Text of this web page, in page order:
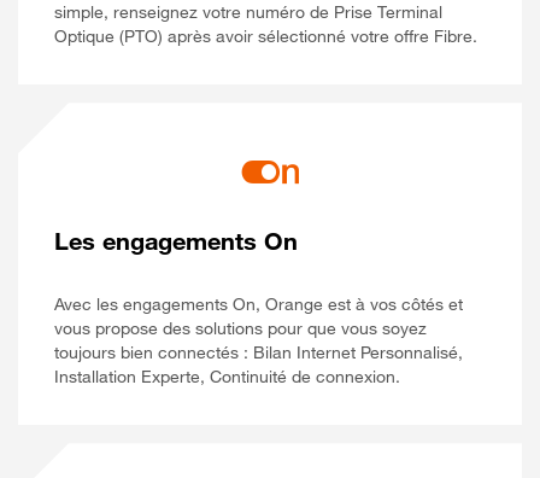
simple, renseignez votre numéro de Prise Terminal
Optique (PTO) après avoir sélectionné votre offre Fibre.
Les engagements On
Avec les engagements On, Orange est à vos côtés et
vous propose des solutions pour que vous soyez
toujours bien connectés : Bilan Internet Personnalisé,
Installation Experte, Continuité de connexion.